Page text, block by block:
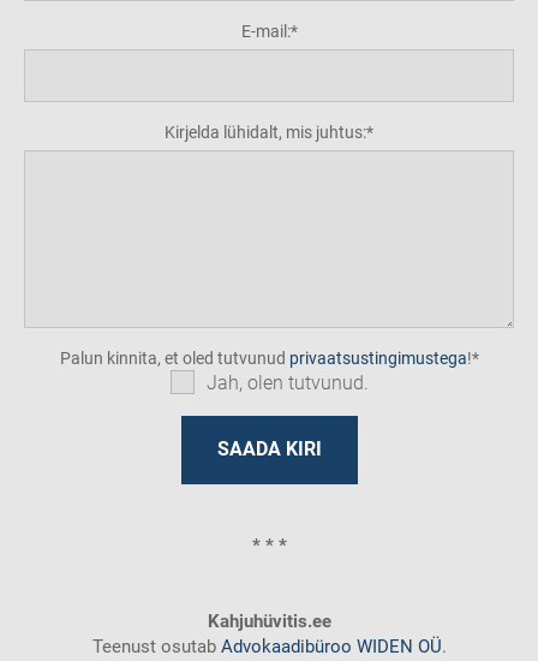
E-mail:
Kirjelda lühidalt, mis juhtus:
Palun kinnita, et oled tutvunud privaatsustingimustega!
Jah, olen tutvunud.
* * *
Kahjuhüvitis.ee
Teenust osutabAdvokaadibüroo WIDEN OÜ.